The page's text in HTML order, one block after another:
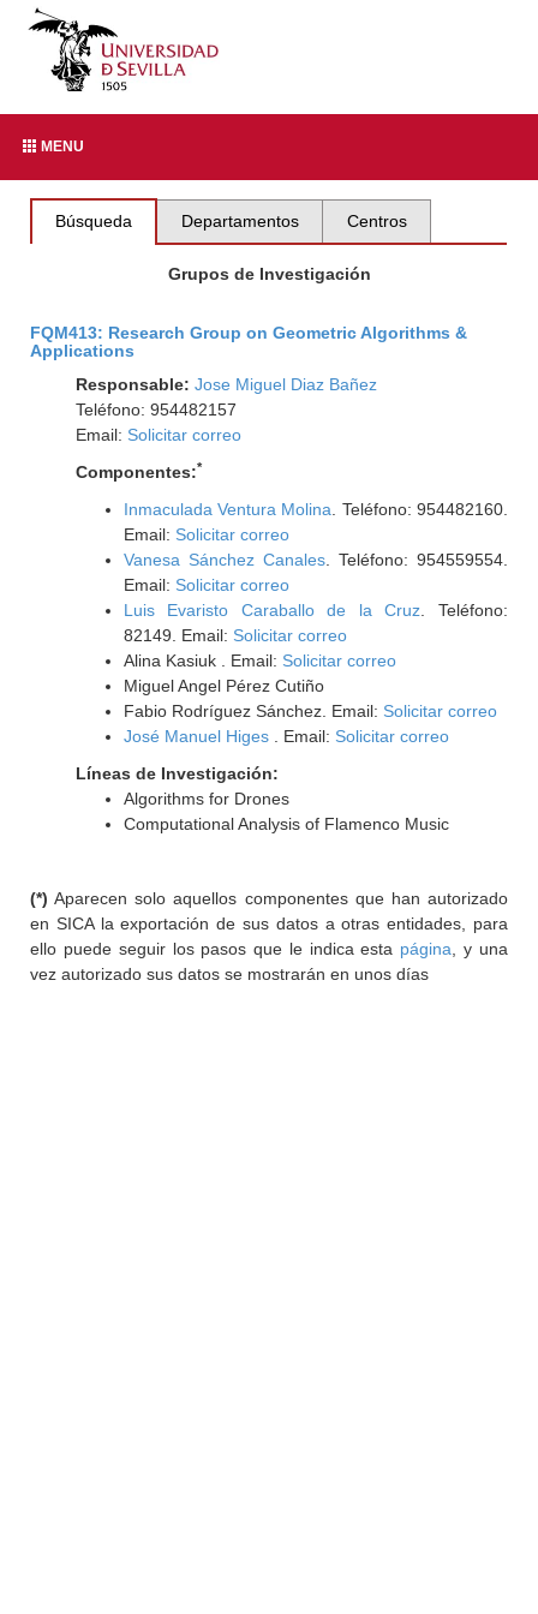
MENU
Búsqueda Departamentos Centros
Grupos de Investigación
FQM413: Research Group on Geometric Algorithms &
Applications
Responsable: Jose Miguel Diaz Bañez
Teléfono: 954482157
Email: Solicitar correo
Componentes:*
Inmaculada Ventura Molina . Teléfono: 954482160.
Email: Solicitar correo
Vanesa Sánchez Canales. Teléfono: 954559554.
Email: Solicitar correo
Luis Evaristo Caraballo de la Cruz . Teléfono:
82149. Email: Solicitar correo
Alina Kasiuk . Email: Solicitar correo
Miguel Angel Pérez Cutiño
Fabio Rodríguez Sánchez. Email: Solicitar correo
José Manuel Higes
. Email: Solicitar correo
Líneas de Investigación:
Algorithms for Drones
Computational Analysis of Flamenco Music
(*) Aparecen solo aquellos componentes que han autorizado
en SICA la exportación de sus datos a otras entidades, para
ello puede seguir los pasos que le indica esta página , y una
vez autorizado sus datos se mostrarán en unos días